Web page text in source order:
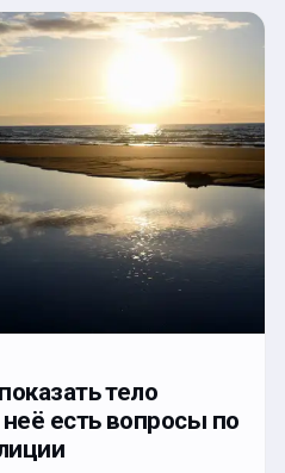
тело
есть вопросы по